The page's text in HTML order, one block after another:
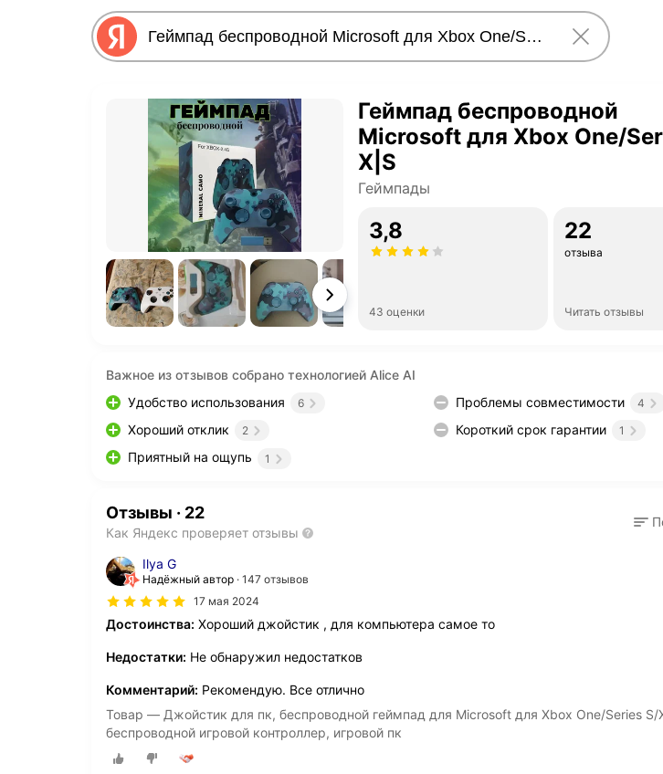
Геймпад беспроводной
Microsoft для Xbox One/
X|S
Геймпады
3,8
43 оценки
22
отзыва
Читать отзывы
Важное из отзывов собрано технологией Alice AI
Удобство использования
6
Хороший отклик 2
Приятный на ощупь 1
Проблемы совместимости 4
Короткий срок гарантии 1
Отзывы · 22
Как Яндекс проверяет отзывы
Ilya G
Надёжный автор 147 отзывов
17 мая 2024
Достоинства: Хороший джойстик , для компьютера самое то
Недостатки: Не обнаружил недостатков
Комментарий: Рекомендую. Все отлично
Товар — Джойстик для пк, беспроводной геймпад для Microsoft для Xbox One/Series S/
беспроводной игровой контроллер, игровой пк